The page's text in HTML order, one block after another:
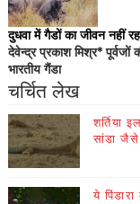
दुधवा में गैडों का जीवन नहीं
देवेन्द्र प्रकाश मिश्र* पूर्वजों
भारतीय गैंडा
चर्चित लेख
शर्तिया
सांडा
ये